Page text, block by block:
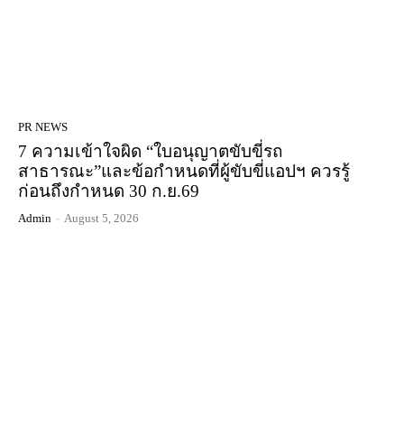
PR NEWS
7 ความเข้าใจผิด “ใบอนุญาตขับขี่รถ
สาธารณะ”และข้อกำหนดที่ผู้ขับขี่แอปฯ ควรรู้
ก่อนถึงกำหนด 30 ก.ย.69
Admin - August 5, 2026